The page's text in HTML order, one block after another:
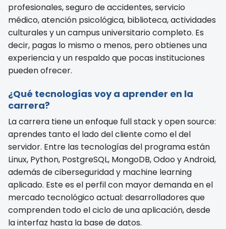
profesionales, seguro de accidentes, servicio
médico, atención psicológica, biblioteca, actividades
culturales y un campus universitario completo. Es
decir, pagas lo mismo o menos, pero obtienes una
experiencia y un respaldo que pocas instituciones
pueden ofrecer.
¿Qué tecnologías voy a aprender en la
carrera?
La carrera tiene un enfoque full stack y open source:
aprendes tanto el lado del cliente como el del
servidor. Entre las tecnologías del programa están
Linux, Python, PostgreSQL, MongoDB, Odoo y Android,
además de ciberseguridad y machine learning
aplicado. Este es el perfil con mayor demanda en el
mercado tecnológico actual: desarrolladores que
comprenden todo el ciclo de una aplicación, desde
la interfaz hasta la base de datos.